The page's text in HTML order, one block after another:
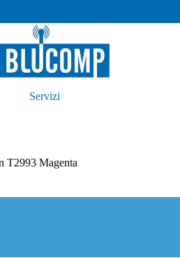
Servizi
T2993 Magenta